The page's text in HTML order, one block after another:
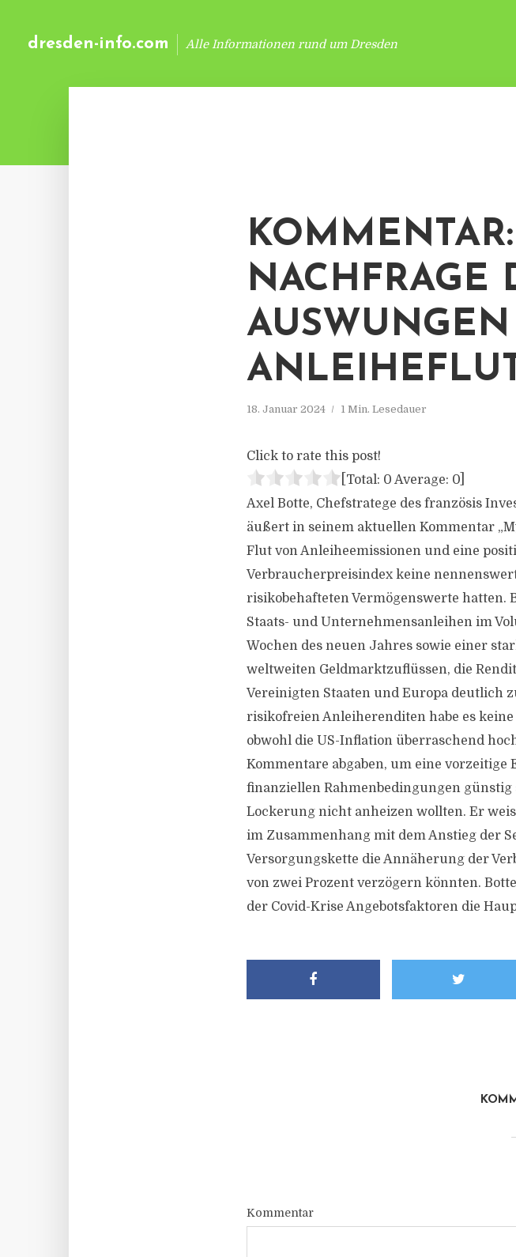
dresden-info.com Alle Informationen rund um Dresden
NACHFRAGE
18. Januar 2024 1 Min. Lesedauer
Click to rate this post!
[Total: 0 Average: 0
Axel Botte, Chefstratege des französis
äußert in seinem aktuellen Kommentar
Flut von Anleiheemissionen und eine
Verbraucherpreisindex keine
risikobehafteten Vermögenswerte hatten.
Staats- und Unternehmensanleihen im
Wochen des neuen Jahres sowie einer
weltweiten Geldmarktzuflüssen, die
Vereinigten Staaten und Europa deutlich
risikofreien Anleiherenditen habe es
obwohl die US-Inflation überraschend
Kommentare abgaben, um eine
finanziellen Rahmenbedingungen
Lockerung nicht anheizen wollten. Er
im Zusammenhang mit dem Anstieg der
Versorgungskette die Annäherung der
von zwei Prozent verzögern könnten.
der Covid-Krise Angebotsfaktoren die
Kommentar